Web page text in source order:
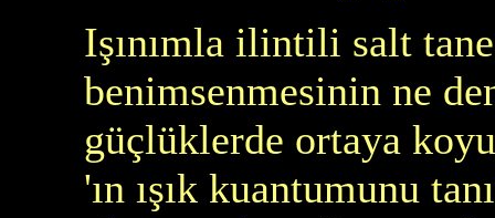
Işınımla ilintili salt
benimsenmesinin ne
güçlüklerde ortaya
'ın ışık kuantumunu